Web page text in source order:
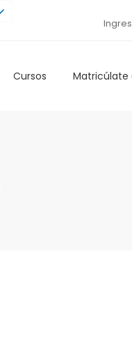
Cursos Matricúlate